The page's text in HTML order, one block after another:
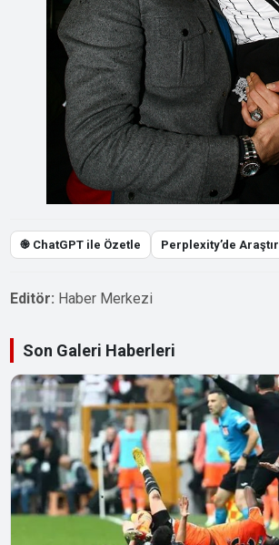
֎ ChatGPT ile Özetle Perplexity’de Araştır
Editör: Haber Merkezi
Son Galeri Haberleri